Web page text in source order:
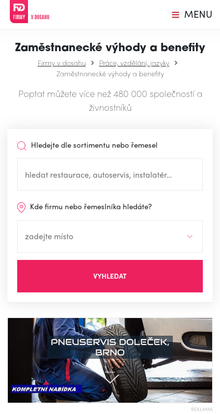
MENU
Zaměstnanecké výhody a benefity
Firmy v dosahu
Práce, vzdělání, jazyky
Zaměstnanecké výhody a benefity
Poptat můžete více než 480 000 společností a
živnostníků
Hledejte dle sortimentu nebo řemesel
Kde firmu nebo řemeslníka hledáte?
VYHLEDAT
REKLAMA